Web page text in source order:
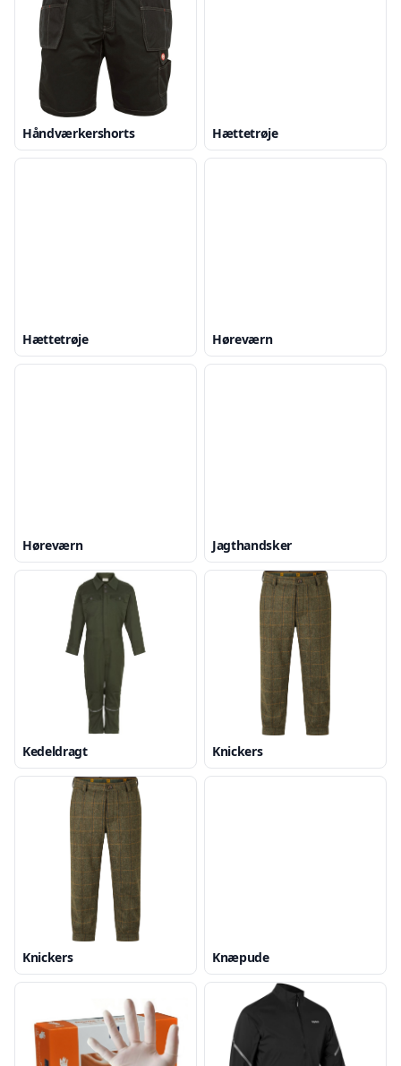
Håndværkershorts Hættetrøje
Hættetrøje Høreværn
Høreværn Jagthandsker
Kedeldragt Knickers
Knickers Knæpude